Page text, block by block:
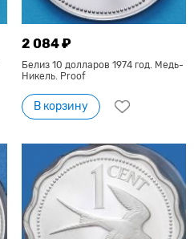
2 084 ₽
Белиз 10 долларов 1974 год. Медь-
Никель. Proof
В корзину